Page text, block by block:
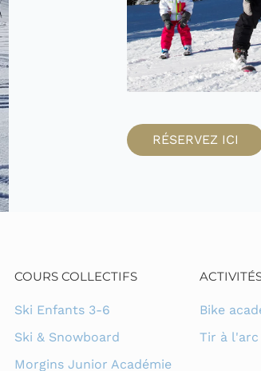
RÉSERVEZ ICI
COURS COLLECTIFS
Ski Enfants 3-6
Ski & Snowboard
Morgins Junior Académie
Bike
Tir à